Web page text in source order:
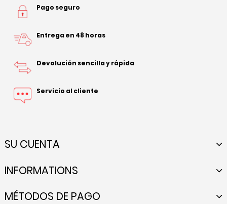
Pago seguro
Entrega en 48 horas
Devolución sencilla y rápida
Servicio al cliente
SU CUENTA
INFORMATIONS
MÉTODOS DE PAGO